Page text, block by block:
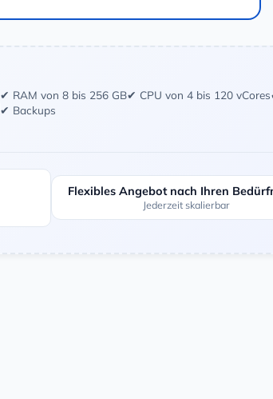
✔ RAM von 8 bis 256 GB✔ CPU von 4 bis 120 vCores
✔ Backups
Flexibles Angebot nach Ihren
Jederzeit skalierbar